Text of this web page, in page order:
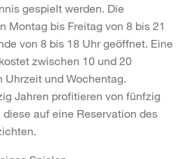
gespielt werden. Die
Montag bis Freitag von 8 bis 21
von 8 bis 18 Uhr geöffnet. Eine
zwischen 10 und 20
Uhrzeit und Wochentag.
Jahren profitieren von fünfzig
auf eine Reservation des